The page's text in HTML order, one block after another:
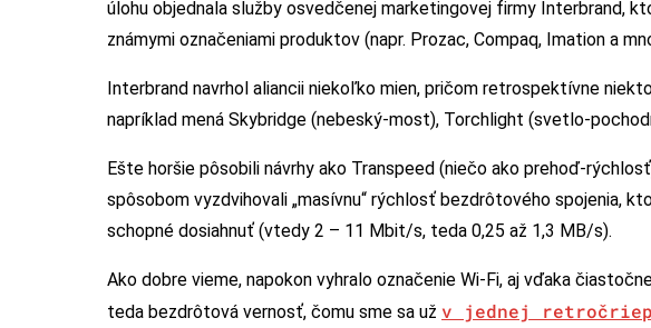
úlohu objednala služby osvedčenej marketingovej firmy Interbrand,
známymi označeniami produktov (napr. Prozac, Compaq, Imation a
Interbrand navrhol aliancii niekoľko mien, pričom retrospektívne
napríklad mená Skybridge (nebeský-most), Torchlight (svetlo-
Ešte horšie pôsobili návrhy ako Transpeed (niečo ako prehoď-
spôsobom vyzdvihovali „masívnu“ rýchlosť bezdrôtového spojenia,
schopné dosiahnuť (vtedy 2 – 11 Mbit/s, teda 0,25 až 1,3 MB/s).
Ako dobre vieme, napokon vyhralo označenie Wi-Fi, aj vďaka
teda bezdrôtová vernosť, čomu sme sa už v jednej